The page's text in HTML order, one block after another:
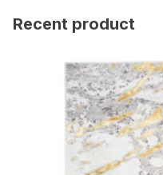
Recent product